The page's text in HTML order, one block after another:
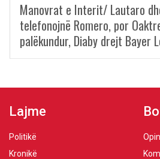
Manovrat e Interit/ Lautaro
telefonojnë Romero, por
palëkundur, Diaby drejt Bayer
Lajme
Politikë
Kronikë